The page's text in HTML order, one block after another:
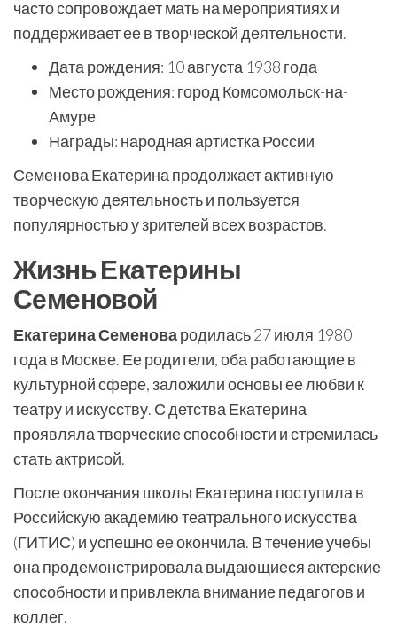
часто сопровождает мать на мероприятиях и
поддерживает ее в творческой деятельности.
Дата рождения: 10 августа 1938 года
Место рождения: город Комсомольск-на-
Амуре
Награды: народная артистка России
Семенова Екатерина продолжает активную
творческую деятельность и пользуется
популярностью у зрителей всех возрастов.
Жизнь Екатерины
Семеновой
Екатерина Семеновародилась 27 июля 1980
года в Москве. Ее родители, оба работающие в
культурной сфере, заложили основы ее любви к
театру и искусству. С детства Екатерина
проявляла творческие способности и стремилась
стать актрисой.
После окончания школы Екатерина поступила в
Российскую академию театрального искусства
(ГИТИС) и успешно ее окончила. В течение учебы
она продемонстрировала выдающиеся актерские
способности и привлекла внимание педагогов и
коллег.